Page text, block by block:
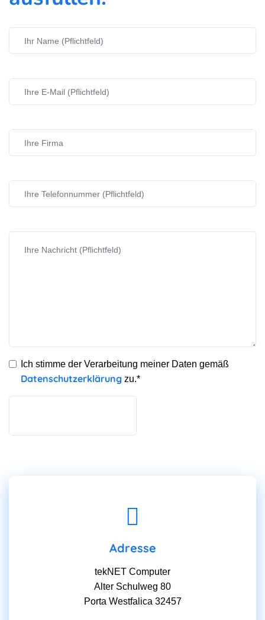
Ich stimme der Verarbeitung meiner Daten gemäß
Datenschutzerklärung zu.*
Adresse
tekNET Computer
Alter Schulweg 80
Porta Westfalica 32457